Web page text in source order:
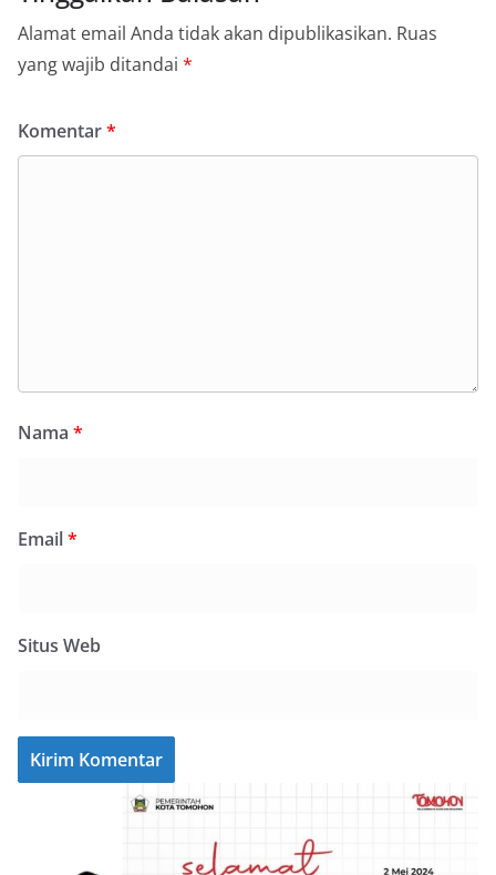
Alamat email Anda tidak akan dipublikasikan. Ruas
yang wajib ditandai *
Komentar*
Nama *
Email*
Situs Web